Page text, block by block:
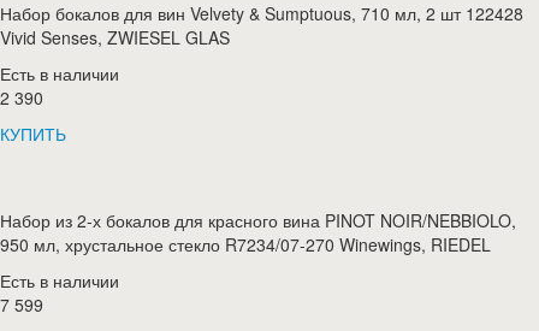
Набор бокалов для вин Velvety & Sumptuous, 710 мл, 2 шт 122428
Vivid Senses, ZWIESEL GLAS
Есть в наличии
2 390
КУПИТЬ
Набор из 2-х бокалов для красного вина PINOT NOIR/NEBBIOLO,
950 мл, хрустальное стекло R7234/07-270 Winewings, RIEDEL
Есть в наличии
7 599